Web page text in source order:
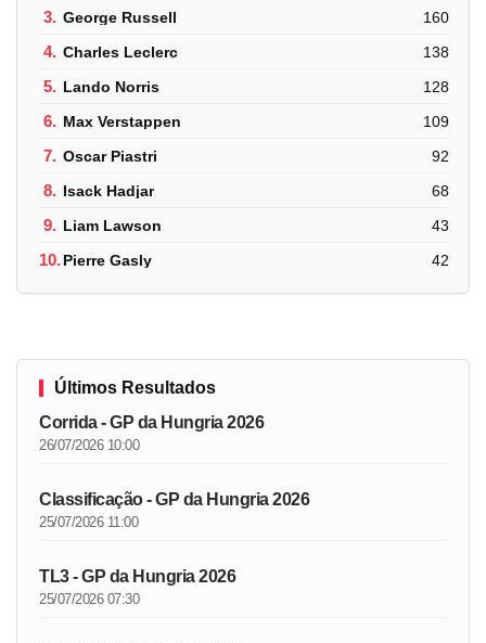
3. George Russell 160
4. Charles Leclerc 138
5. Lando Norris 128
6. Max Verstappen 109
7. Oscar Piastri 92
8. Isack Hadjar 68
9. Liam Lawson 43
10.Pierre Gasly 42
Últimos Resultados
Corrida - GP da Hungria 2026
26/07/2026 10:00
Classificação - GP da Hungria 2026
25/07/2026 11:00
TL3 - GP da Hungria 2026
25/07/2026 07:30